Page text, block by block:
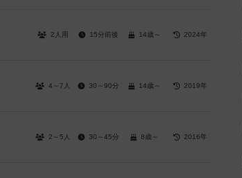
2人用 15分前後 14歳～ 2024年
4～7人 30～90分 14歳～ 2019年
2～5人 30～45分 8歳～ 2016年